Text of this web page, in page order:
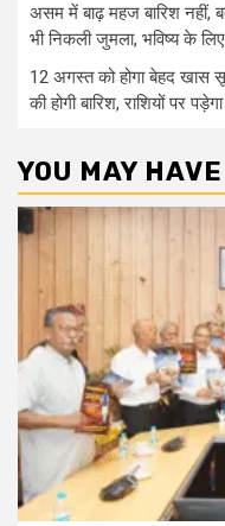
असम में बाढ़ महज बारिश नहीं,
भी निकली जुमला, भविष्य के
12 अगस्त को होगा बेहद खास
की होगी बारिश, राशियों पर
YOU MAY